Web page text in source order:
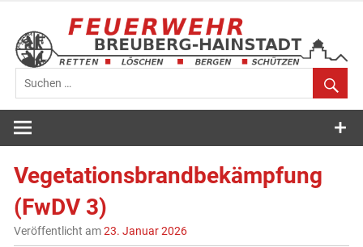
springen
Feuerwehr
Breuberg-
Hainstadt
Vegetationsbrandbekämpfung
(FwDV 3)
Veröffentlicht am23. Januar 2026